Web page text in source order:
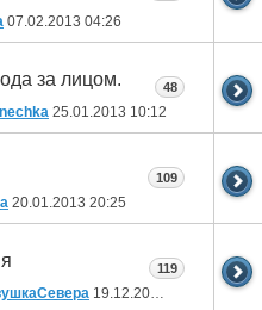
07.02.2013 04:26
за лицом.
25.01.2013 10:12
48
20.01.2013 20:25
109
19.12.2012
119